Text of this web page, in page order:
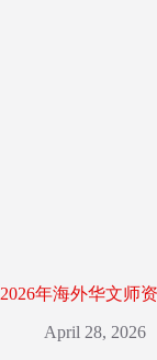
2026年海外华文师
April 28, 2026